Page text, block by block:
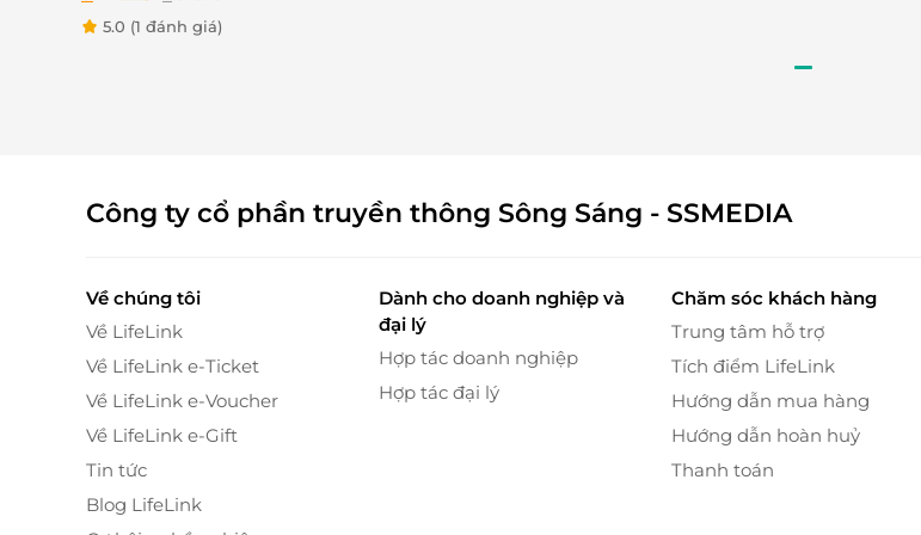
5.0 (1 đánh giá)
Công ty cổ phần truyền thông Sông Sáng - SSMEDIA
Về chúng tôi
Về LifeLink
Về LifeLink e-Ticket
Về LifeLink e-Voucher
Về LifeLink e-Gift
Tin tức
Blog LifeLink
Dành cho doanh nghiệp và
đại lý
Hợp tác doanh nghiệp
Hợp tác đại lý
Chăm sóc khách hàng
Trung tâm hỗ trợ
Tích điểm LifeLink
Hướng dẫn mua hàng
Hướng dẫn hoàn huỷ
Thanh toán